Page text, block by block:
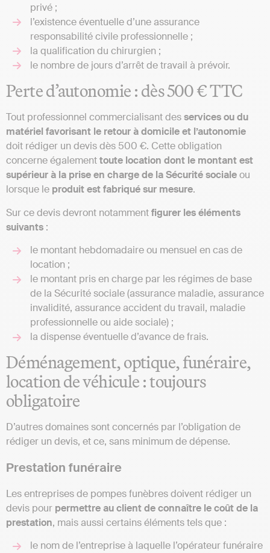
privé ;
l’existence éventuelle d’une assurance
responsabilité civile professionnelle ;
la qualification du chirurgien ;
le nombre de jours d’arrêt de travail à prévoir.
Perte d’autonomie : dès 500 € TTC
Tout professionnel commercialisant desservices ou du
matériel favorisant le retour à domicile et l’autonomie
doit rédiger un devis dès 500 €. Cette obligation
concerne égalementtoute location dont le montant est
supérieur à la prise en charge de la Sécurité socialeou
lorsque le produit est fabriqué sur mesure.
Sur ce devis devront notammentfigurer les éléments
suivants :
le montant hebdomadaire ou mensuel en cas de
location ;
le montant pris en charge par les régimes de base
de la Sécurité sociale (assurance maladie, assurance
invalidité, assurance accident du travail, maladie
professionnelle ou aide sociale) ;
la dispense éventuelle d’avance de frais.
Déménagement, optique, funéraire,
location de véhicule : toujours
obligatoire
D’autres domaines sont concernés par l’obligation de
rédiger un devis, et ce, sans minimum de dépense.
Prestation funéraire
Les entreprises de pompes funèbres doivent rédiger un
devis pour permettre au client de connaître le coût de la
prestation, mais aussi certains éléments tels que :
le nom de l’entreprise à laquelle l’opérateur funéraire